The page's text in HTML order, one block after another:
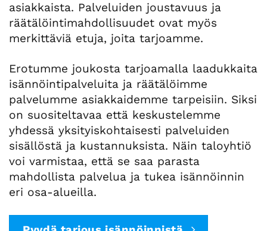
asiakkaista. Palveluiden joustavuus ja
räätälöintimahdollisuudet ovat myös
merkittäviä etuja, joita tarjoamme.
Erotumme joukosta tarjoamalla laadukkaita
isännöintipalveluita ja räätälöimme
palvelumme asiakkaidemme tarpeisiin. Siksi
on suositeltavaa että keskustelemme
yhdessä yksityiskohtaisesti palveluiden
sisällöstä ja kustannuksista. Näin taloyhtiö
voi varmistaa, että se saa parasta
mahdollista palvelua ja tukea isännöinnin
eri osa-alueilla.